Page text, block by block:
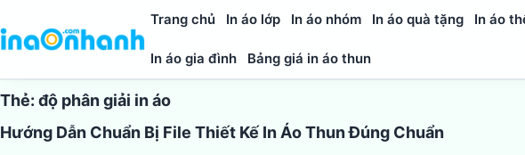
Trang chủ In áo lớp In áo nhóm In áo quà tặng In áo
In áo gia đình Bảng giá in áo thun
Thẻ: độ phân giải in áo
Hướng Dẫn Chuẩn Bị File Thiết Kế In Áo Thun Đúng Chuẩn